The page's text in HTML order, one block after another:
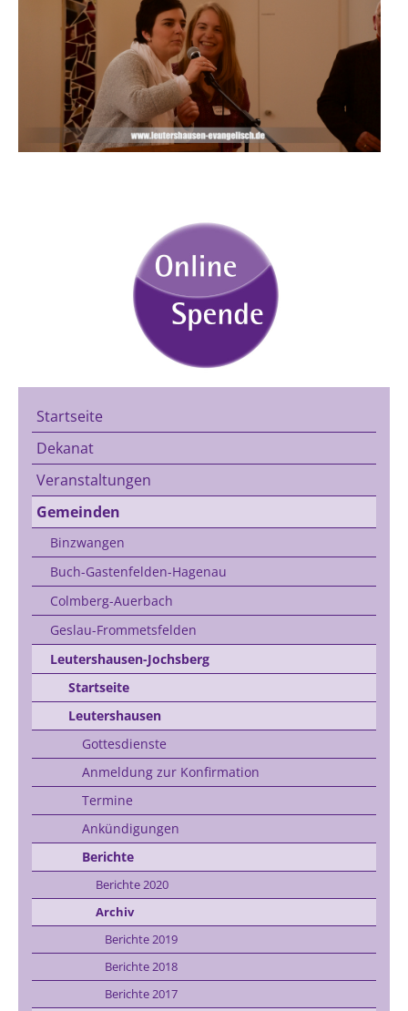
Startseite
Dekanat
Veranstaltungen
Gemeinden
Binzwangen
Buch-Gastenfelden-Hagenau
Colmberg-Auerbach
Geslau-Frommetsfelden
Leutershausen-Jochsberg
Startseite
Leutershausen
Gottesdienste
Anmeldung zur Konfirmation
Termine
Ankündigungen
Berichte
Berichte 2020
Archiv
Berichte 2019
Berichte 2018
Berichte 2017